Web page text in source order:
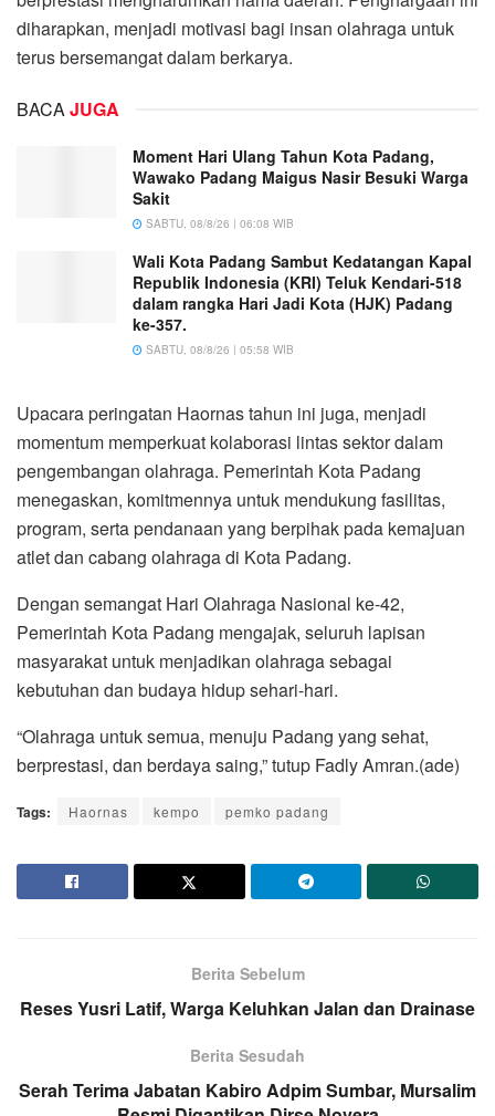
diharapkan, menjadi motivasi bagi insan olahraga untuk
terus bersemangat dalam berkarya.
BACAJUGA
Moment Hari Ulang Tahun Kota Padang,
Wawako Padang Maigus Nasir Besuki Warga
Sakit
SABTU, 08/8/26 | 06:08 WIB
Wali Kota Padang Sambut Kedatangan Kapal
Republik Indonesia (KRI) Teluk Kendari-518
dalam rangka Hari Jadi Kota (HJK) Padang
ke-357.
SABTU, 08/8/26 | 05:58 WIB
Upacara peringatan Haornas tahun ini juga, menjadi
momentum memperkuat kolaborasi lintas sektor dalam
pengembangan olahraga. Pemerintah Kota Padang
menegaskan, komitmennya untuk mendukung fasilitas,
program, serta pendanaan yang berpihak pada kemajuan
atlet dan cabang olahraga di Kota Padang.
Dengan semangat Hari Olahraga Nasional ke-42,
Pemerintah Kota Padang mengajak, seluruh lapisan
masyarakat untuk menjadikan olahraga sebagai
kebutuhan dan budaya hidup sehari-hari.
“Olahraga untuk semua, menuju Padang yang sehat,
berprestasi, dan berdaya saing,” tutup Fadly Amran.(ade)
Tags: Haornas kempo pemko padang
Berita Sebelum
Reses Yusri Latif, Warga Keluhkan Jalan dan Drainase
Berita Sesudah
Serah Terima Jabatan Kabiro Adpim Sumbar, Mursalim